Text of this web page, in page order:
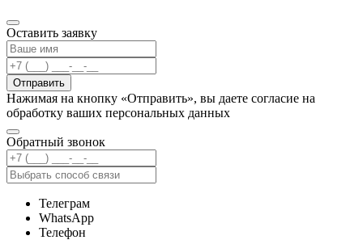
Оставить заявку
Отправить
Нажимая на кнопку «Отправить», вы даете согласие на
обработку ваших персональных данных
Обратный звонок
Телеграм
WhatsApp
Телефон